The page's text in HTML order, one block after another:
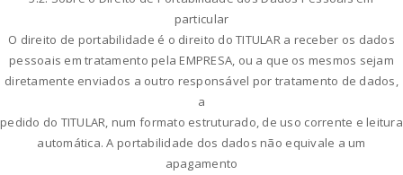
particular
O direito de portabilidade é o direito do TITULAR a receber os dados
pessoais em tratamento pela EMPRESA, ou a que os mesmos sejam
diretamente enviados a outro responsável por tratamento de dados,
a
pedido do TITULAR, num formato estruturado, de uso corrente e leitura
automática. A portabilidade dos dados não equivale a um
apagamento